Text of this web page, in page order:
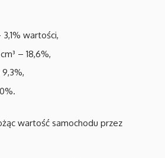
wartości,
– 18,6%,
wartość samochodu przez